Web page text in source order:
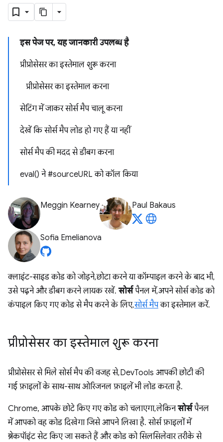
इस पेज पर, यह जानकारी उपलब्ध है
प्रीप्रोसेसर का इस्तेमाल शुरू करना
प्रीप्रोसेसर का इस्तेमाल करना
सेटिंग में जाकर सोर्स मैप चालू करना
देखें कि सोर्स मैप लोड हो गए हैं या नहीं
सोर्स मैप की मदद से डीबग करना
eval() ने #sourceURL को कॉल किया
Meggin Kearney Paul Bakaus
Sofia Emelianova
क्लाइंट-साइड कोड को जोड़ने, छोटा करने या कॉम्पाइल करने के बाद भी,
उसे पढ़ने और डीबग करने लायक रखें. सोर्सपैनल में, अपने सोर्स कोड को
कंपाइल किए गए कोड से मैप करने के लिए,सोर्स मैपका इस्तेमाल करें.
प्रीप्रोसेसर का इस्तेमाल शुरू करना
प्रीप्रोसेसर से मिले सोर्स मैप की वजह से, DevTools आपकी छोटी की
गई फ़ाइलों के साथ-साथ ओरिजनल फ़ाइलें भी लोड करता है.
Chrome, आपके छोटे किए गए कोड को चलाएगा, लेकिनसोर्सपैनल
में आपको वह कोड दिखेगा जिसे आपने लिखा है. सोर्स फ़ाइलों में
ब्रेकपॉइंट सेट किए जा सकते हैं और कोड को सिलसिलेवार तरीके से